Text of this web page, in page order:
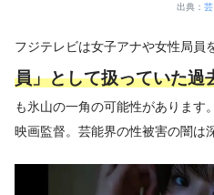
出典：
フジテレビは女子アナや女性局員
員」として扱っていた過
も氷山の一角の可能性があります
映画監督。芸能界の性被害の闇は